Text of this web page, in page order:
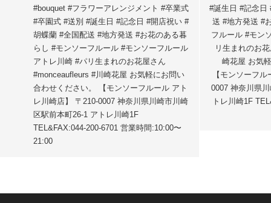
#bouquet #フラワーアレンジメント #卒業式
#卒園式 #送別 #誕生日 #記念日 #開店祝い #
胡蝶蘭 #全国配送 #地方発送 #お花のある暮
らし #モンソーフルール #モンソーフルール
アトレ川崎 #パリ生まれのお花屋さん
#monceaufleurs #川崎花屋 お気軽にお問い
合わせください。 【モンソーフルール アト
レ川崎店】 〒210-0007 神奈川県川崎市川崎
区駅前本町26-1 アトレ川崎1F
TEL&FAX:044-200-6701 営業時間:10:00〜
21:00
#誕生日 #記念日
送 #地方発送 #
フルール #モン
リ生まれのお
崎花屋 お気
【モンソーフ
0007 神奈川県
トレ川崎1F